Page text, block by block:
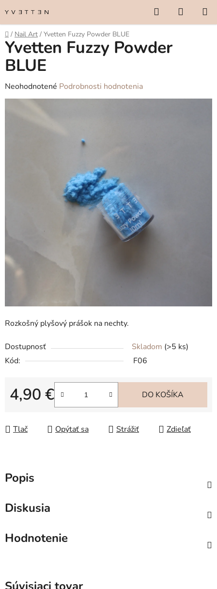
na
obsah
Hľadať
KOŠÍK
Domov
/ Nail Art / Yvetten Fuzzy Powder BLUE
Rozkošný plyšový prášok na nechty.
Dostupnosť Skladom (>5 ks)
Kód:
F06
4,90 €
Jednotková cena:
DO KOŠÍKA
Tlač Opýtať sa Strážiť Zdieľať
Yvetten Fuzzy Powder
BLUE
Priemerné
hodnotenie
Neohodnotené Podrobnosti hodnotenia
Popis
Diskusia
Hodnotenie